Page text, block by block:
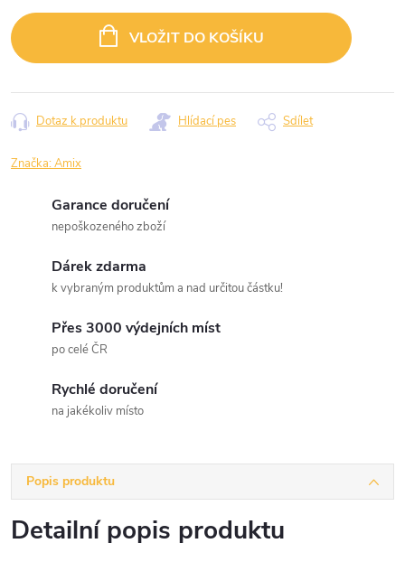
cena:
VLOŽIT DO KOŠÍKU
Dotaz k produktu Hlídací pes Sdílet
Značka:Amix
Garance doručení
nepoškozeného zboží
Dárek zdarma
k vybraným produktům a nad určitou částku!
Přes 3000 výdejních míst
po celé ČR
Rychlé doručení
na jakékoliv místo
Popis produktu
Detailní popis produktu